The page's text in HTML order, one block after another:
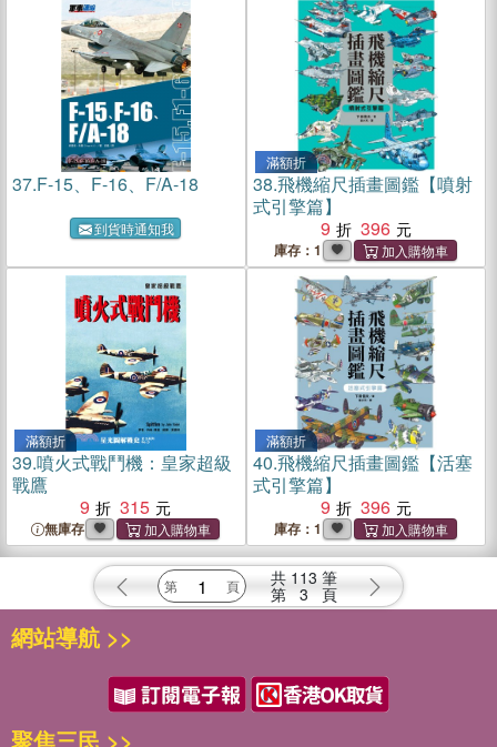
37.F-15、F-16、F/A-18
到貨時通知我
滿額折
38.飛機縮尺插畫圖鑑【噴射
式引擎篇】
9
396
庫存：1
滿額折
39.噴火式戰鬥機：皇家超級
戰鷹
9
315
無庫存
滿額折
40.飛機縮尺插畫圖鑑【活塞
式引擎篇】
9
396
庫存：1
共 113 筆
第 3 頁
網站導航 >>
聚焦三民 >>